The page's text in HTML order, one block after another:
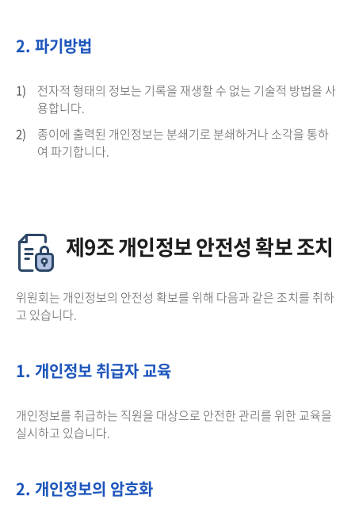
2. 파기방법
1)
전자적 형태의 정보는 기록을 재생할 수 없는 기술적 방법을 사
용합니다.
2)
종이에 출력된 개인정보는 분쇄기로 분쇄하거나 소각을 통하
여 파기합니다.
제9조 개인정보 안전성 확보 조치
위원회는 개인정보의 안전성 확보를 위해 다음과 같은 조치를 취하
고 있습니다.
1. 개인정보 취급자 교육
개인정보를 취급하는 직원을 대상으로 안전한 관리를 위한 교육을
실시하고 있습니다.
2. 개인정보의 암호화